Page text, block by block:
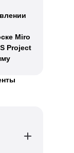
Miro
Project